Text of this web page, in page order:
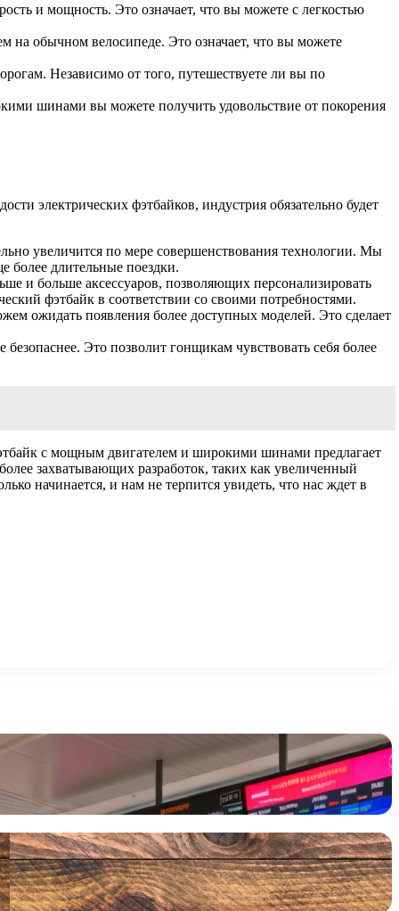
и мощность. Это означает, что вы можете с легкостью
на обычном велосипеде. Это означает, что вы можете
Независимо от того, путешествуете ли вы по
шинами вы можете получить удовольствие от покорения
электрических фэтбайков, индустрия обязательно будет
увеличится по мере совершенствования технологии. Мы
более длительные поездки.
и больше аксессуаров, позволяющих персонализировать
фэтбайк в соответствии со своими потребностями.
ожидать появления более доступных моделей. Это сделает
Это позволит гонщикам чувствовать себя более
с мощным двигателем и широкими шинами предлагает
захватывающих разработок, таких как увеличенный
начинается, и нам не терпится увидеть, что нас ждет в